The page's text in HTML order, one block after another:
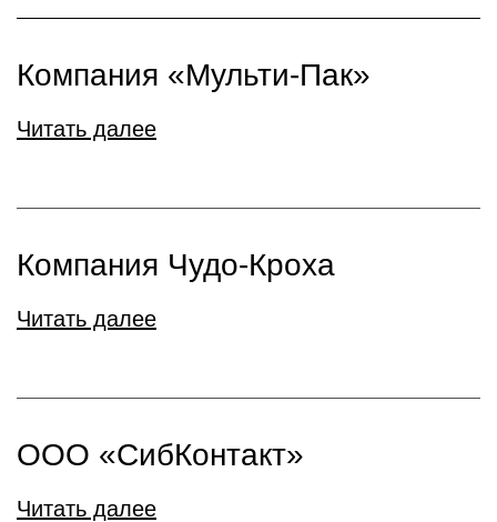
Компания «Мульти-Пак»
Читать далее
Компания Чудо-Кроха
Читать далее
ООО «СибКонтакт»
Читать далее